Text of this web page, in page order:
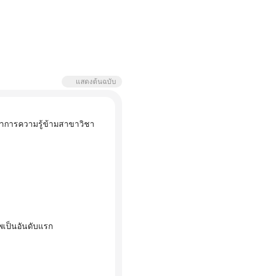
แสดงต้นฉบับ
เป็นอันดับแรก